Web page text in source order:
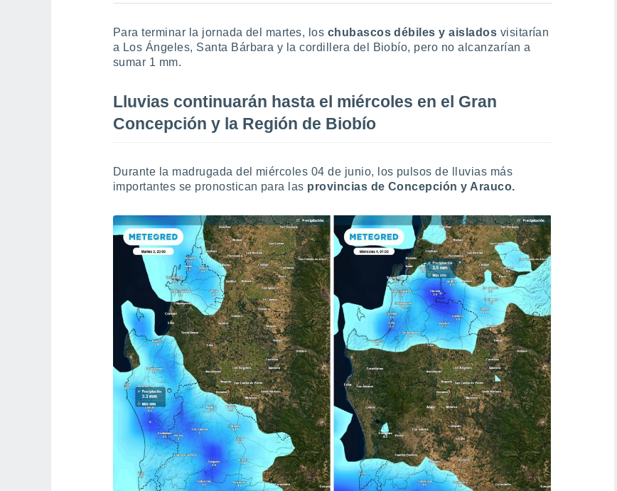
Para terminar la jornada del martes, los chubascos débiles y aislados visitarían
a Los Ángeles, Santa Bárbara y la cordillera del Biobío, pero no alcanzarían a
sumar 1 mm.
Lluvias continuarán hasta el miércoles en el Gran
Concepción y la Región de Biobío
Durante la madrugada del miércoles 04 de junio, los pulsos de lluvias más
importantes se pronostican para las provincias de Concepción y Arauco.